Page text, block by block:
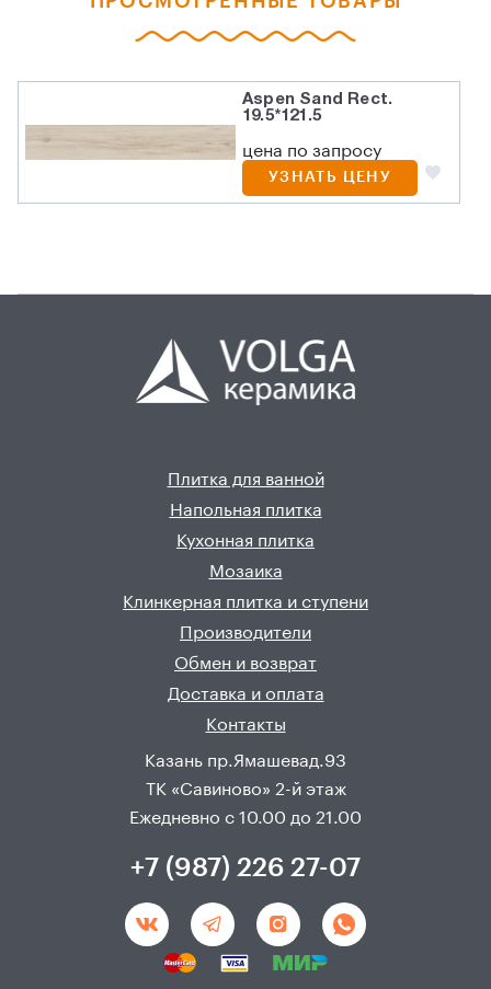
Aspen Sand Rect.
19.5*121.5
цена по запросу
УЗНАТЬ ЦЕНУ
Плитка для ванной
Напольная плитка
Кухонная плитка
Мозаика
Клинкерная плитка и ступени
Производители
Обмен и возврат
Доставка и оплата
Контакты
Казань пр.Ямашевад.93
ТК «Савиново» 2-й этаж
Ежедневно с 10.00 до 21.00
+7 (987) 226 27-07